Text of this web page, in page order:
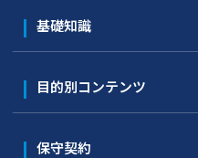
基礎知識
目的別コンテンツ
保守契約